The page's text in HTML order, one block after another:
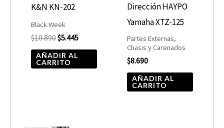
K&N KN-202
Black Week
$10.890$5.445
AÑADIR AL
CARRITO
Dirección HAYPO
Yamaha XTZ-125
Partes Externas,
Chasis y Carenados
$8.690
AÑADIR AL
CARRITO